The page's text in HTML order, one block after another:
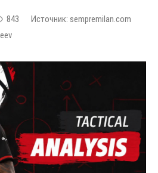
843
Источник: sempremilan.com